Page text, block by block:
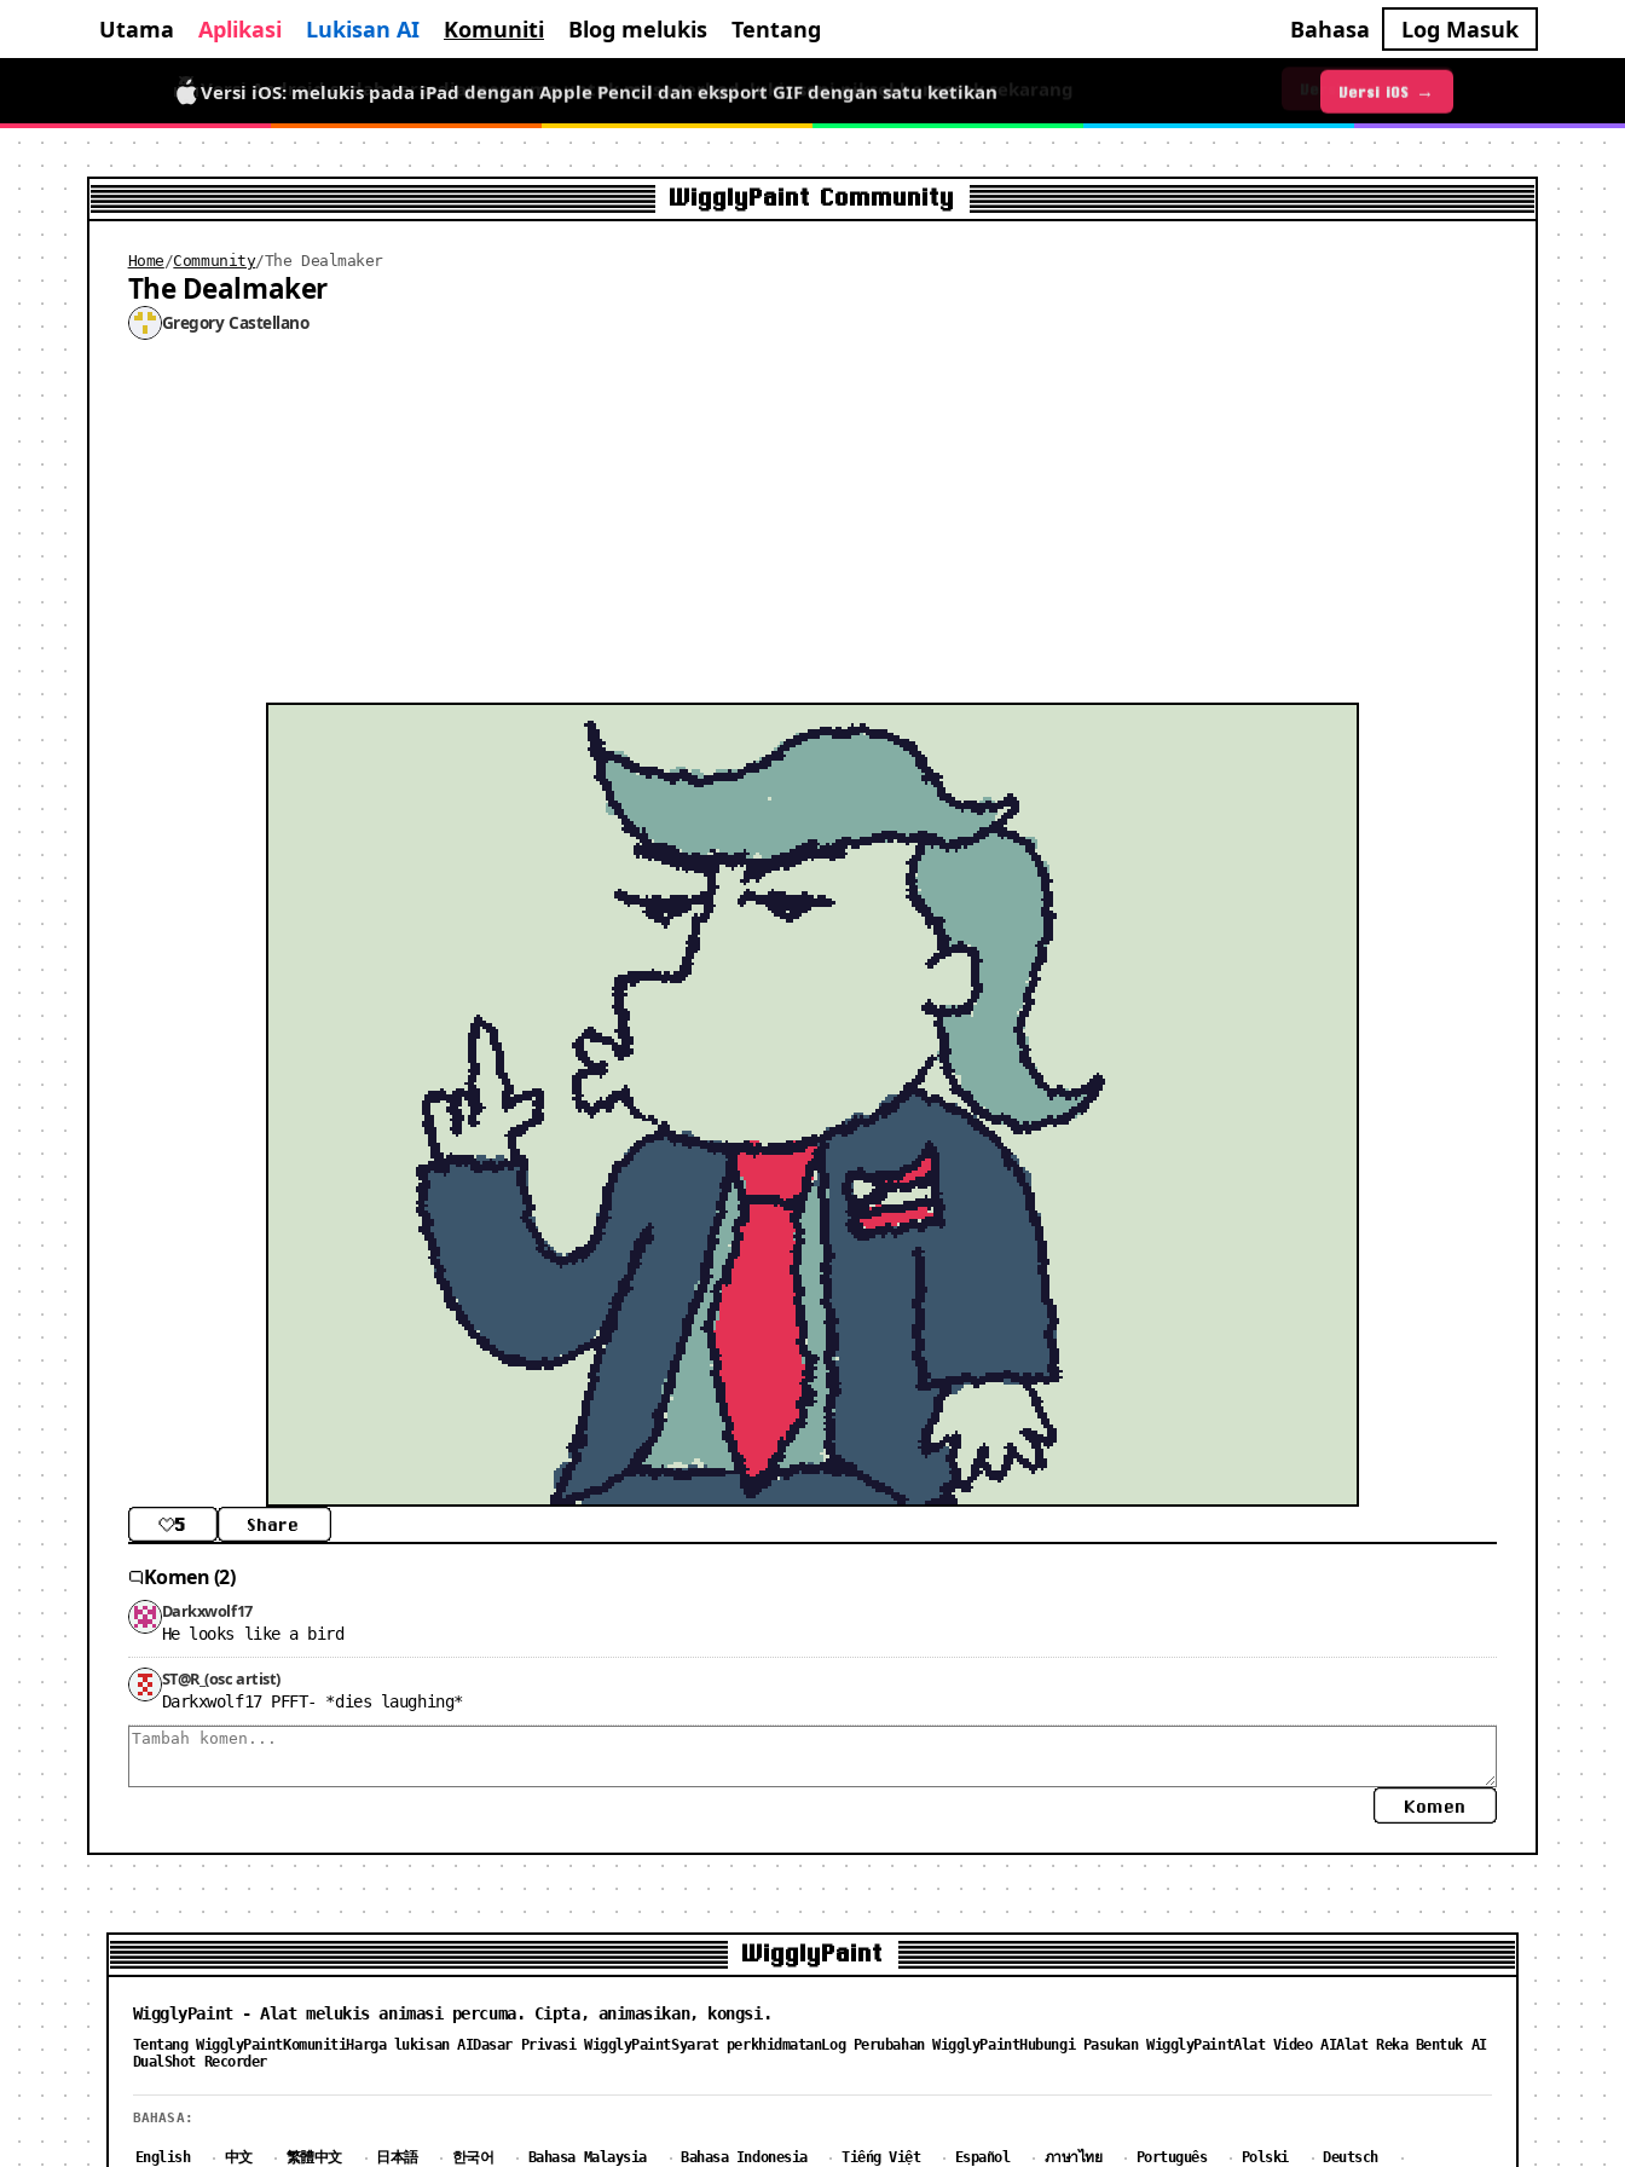
Utama Aplikasi Lukisan AI Komuniti Blog melukis Tentang Bahasa Log Masuk
Versi Android sudah tersedia: percuma untuk masa terhad, lukis seni piksel bergerak sekarang Versi Android →
Versi iOS: melukis pada iPad dengan Apple Pencil dan eksport GIF dengan satu ketikan Versi iOS →
WigglyPaint Community
Home /Community/The Dealmaker
The Dealmaker
Gregory Castellano
5 Share
Komen (2)
Darkxwolf17
He looks like a bird
ST@R_(osc artist)
Darkxwolf17 PFFT- *dies laughing*
Komen
WigglyPaint
WigglyPaint - Alat melukis animasi percuma. Cipta, animasikan, kongsi.
Tentang WigglyPaintKomunitiHarga lukisan AIDasar Privasi WigglyPaintSyarat perkhidmatanLog Perubahan WigglyPaintHubungi Pasukan WigglyPaintAlat Video AIAlat Reka Bentuk AI
DualShot Recorder
BAHASA:
English · 中文 · 繁體中文 · 日本語 · 한국어 · Bahasa Malaysia · Bahasa Indonesia · Tiếng Việt · Español · ภาษาไทย · Português · Polski · Deutsch ·